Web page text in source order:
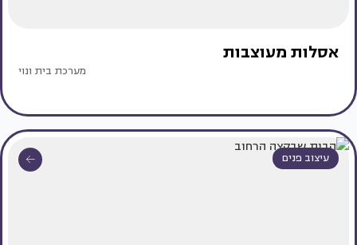
אסלות מעוצבות
מערכת בית ונוי
עיצוב פנים